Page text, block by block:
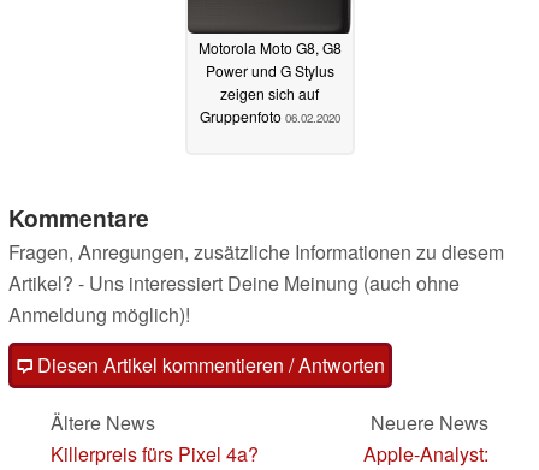
Motorola Moto G8, G8
Power und G Stylus
zeigen sich auf
Gruppenfoto 06.02.2020
Kommentare
Fragen, Anregungen, zusätzliche Informationen zu diesem
Artikel? - Uns interessiert Deine Meinung (auch ohne
Anmeldung möglich)!
Diesen Artikel kommentieren / Antworten
Ältere News
Killerpreis fürs Pixel 4a?
Neuere News
Apple-Analyst: